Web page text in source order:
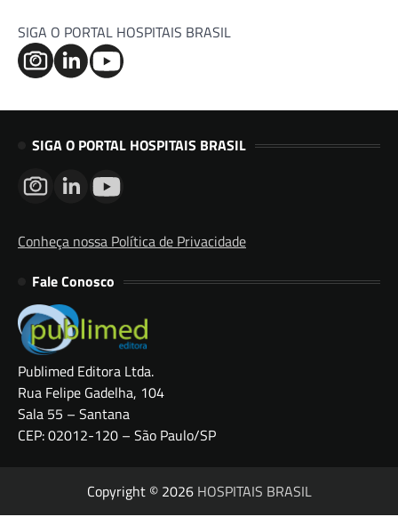
SIGA O PORTAL HOSPITAIS BRASIL
SIGA O PORTAL HOSPITAIS BRASIL
Conheça nossa Política de Privacidade
Fale Conosco
Publimed Editora Ltda.
Rua Felipe Gadelha, 104
Sala 55 – Santana
CEP: 02012-120 – São Paulo/SP
Copyright © 2026 HOSPITAIS BRASIL